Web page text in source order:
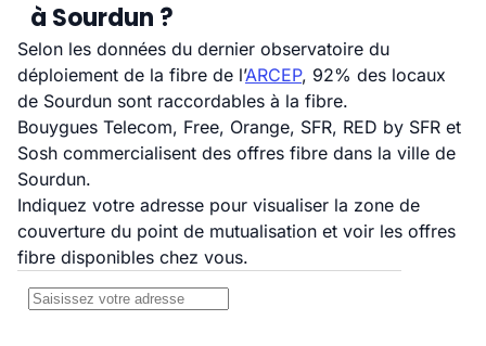
à Sourdun ?
Selon les données du dernier observatoire du
déploiement de la fibre de l’ARCEP, 92% des locaux
de Sourdun sont raccordables à la fibre.
Bouygues Telecom, Free, Orange, SFR, RED by SFR et
Sosh commercialisent des offres fibre dans la ville de
Sourdun.
Indiquez votre adresse pour visualiser la zone de
couverture du point de mutualisation et voir les offres
fibre disponibles chez vous.